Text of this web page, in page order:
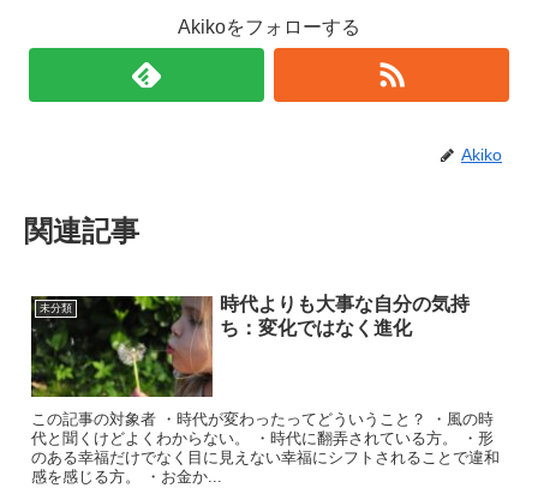
Akikoをフォローする
Akiko
関連記事
未分類
時代よりも大事な自分の気持
ち：変化ではなく進化
この記事の対象者 ・時代が変わったってどういうこと？ ・風の時
代と聞くけどよくわからない。 ・時代に翻弄されている方。 ・形
のある幸福だけでなく目に見えない幸福にシフトされることで違和
感を感じる方。 ・お金か...